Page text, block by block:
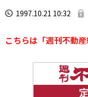
1997.10.21 10:32
こちらは「週刊不動